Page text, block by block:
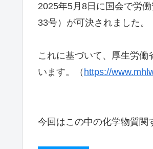
2025年5月8日に国会で労
33号）が可決されました。
これに基づいて、厚生労
います。（ https://
今回はこの中の化学物質関